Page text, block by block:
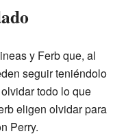
y Ferb que, al
seguir teniéndolo
todo lo que
eligen olvidar para
Perry.